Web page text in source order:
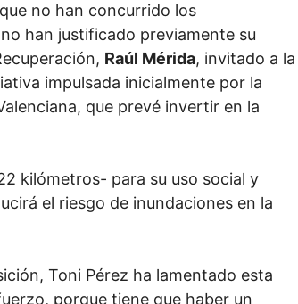
no han concurrido los
han justificado previamente su
Raúl Mérida, invitado a la
impulsada inicialmente por la
que prevé invertir en la
kilómetros- para su uso social y
el riesgo de inundaciones en la
Toni Pérez ha lamentado esta
porque tiene que haber un